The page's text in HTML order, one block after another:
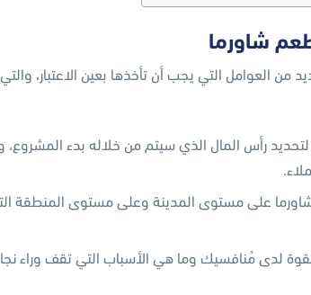
شاورما
من العوامل التي يجب أن تأخذها بعين الاعتبار،
رأس المال الذي سيتم من خلاله بدء
على مستوى المدينة وعلى مستوى المنطقة
لدى مُنافسيك وما هي الأسباب التي تقف وراء